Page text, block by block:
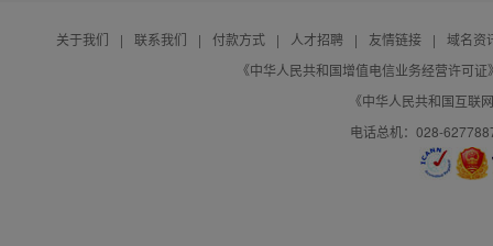
关于我们 | 联系我们 | 付款方式 | 人才招聘 | 友情链接 |
域名资
《中华人民共和国增值电信业务经营许可
《中华人民共和国互联
电话总机：028-